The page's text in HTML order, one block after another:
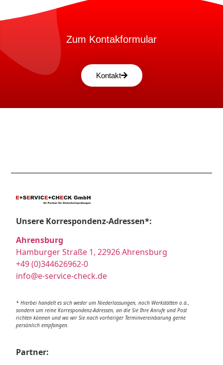
Zum Kontakformular
Kontakt
Unsere Korrespondenz-Adressen*:
Ahrensburg
Hamburger Straße 1, 22926 Ahrensburg
+49 (0)344626962-0
info@e-service-check.de
* Hierbei handelt es sich weder um Niederlassungen, noch Werkstätten o.ä.,
sondern um reine Korrespondenz-Adressen, an die Sie Ihre Anrufe und Post
richten können und wo wir Sie nach vorheriger Terminvereinbarung gerne
persönlich empfangen.
Partner: